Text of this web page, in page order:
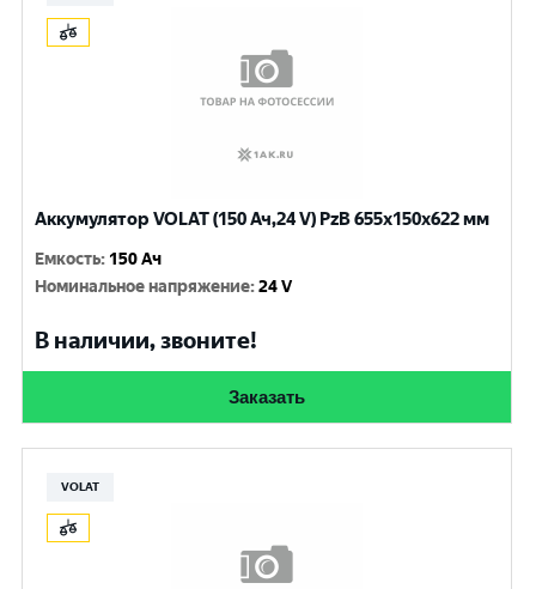
Аккумулятор VOLAT (150 Ач,24 V) PzB 655x150x622 мм
Емкость: 150 Ач
Номинальное напряжение:24 V
В наличии, звоните!
Заказать
VOLAT